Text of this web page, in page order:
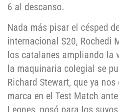
6 al descanso.
Nada más pisar el césped
internacional S20, Rochedi
los catalanes ampliando la
la maquinaria colegial se
Richard Stewart, que ya
marca en el Test Match